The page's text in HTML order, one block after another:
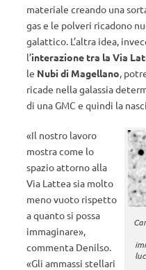
materiale creando una
gas e le polveri ricadono
galattico. L’altra idea,
l’interazione tra la Via
le Nubi di Magellano,
ricade nella galassia
di una GMC e quindi la
«Il nostro lavoro
mostra come lo
spazio attorno alla
Via Lattea sia molto
meno vuoto rispetto
a quanto si possa
immaginare»,
commenta Denilso.
«Gli ammassi stellari